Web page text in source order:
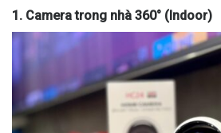
1. Camera trong nhà 360° (Indoor)